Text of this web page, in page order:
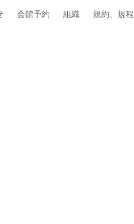
to navigation
会館予約 組織 規約、規程